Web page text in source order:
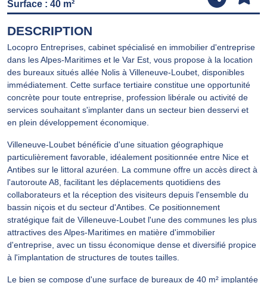
Surface : 40 m²
DESCRIPTION
Locopro Entreprises, cabinet spécialisé en immobilier d'entreprise
dans les Alpes-Maritimes et le Var Est, vous propose à la location
des bureaux situés allée Nolis à Villeneuve-Loubet, disponibles
immédiatement. Cette surface tertiaire constitue une opportunité
concrète pour toute entreprise, profession libérale ou activité de
services souhaitant s'implanter dans un secteur bien desservi et
en plein développement économique.
Villeneuve-Loubet bénéficie d'une situation géographique
particulièrement favorable, idéalement positionnée entre Nice et
Antibes sur le littoral azuréen. La commune offre un accès direct à
l'autoroute A8, facilitant les déplacements quotidiens des
collaborateurs et la réception des visiteurs depuis l'ensemble du
bassin niçois et du secteur d'Antibes. Ce positionnement
stratégique fait de Villeneuve-Loubet l'une des communes les plus
attractives des Alpes-Maritimes en matière d'immobilier
d'entreprise, avec un tissu économique dense et diversifié propice
à l'implantation de structures de toutes tailles.
Le bien se compose d'une surface de bureaux de 40 m² implantée